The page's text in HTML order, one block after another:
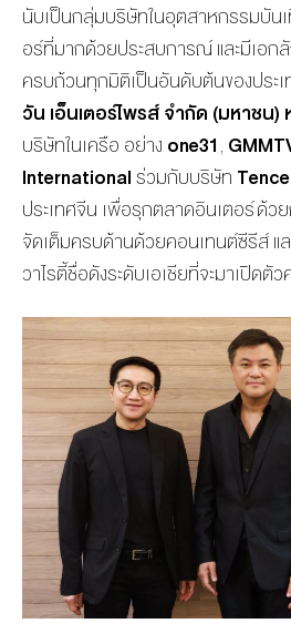
นับเป็นกลุ่มบริษัทในอุตสาหกรรมบัน
อร์ที่มากด้วยประสบการณ์ และมีเอ
ครบถ้วนทุกมิติเป็นอันดับต้นของประ
วัน เอ็นเตอร์ไพรส์ จำกัด (มหาชน)
บริษัทในเครือ อย่าง one31,
Internationalร่วมกับบริษัท
ประเทศจีน เพื่อรุกตลาดอินเตอร์ด้ว
จัดเต็มครบด้านด้วยคอนเทนต์ซีรีส์ แ
วาไรตี้ชื่อดังระดับเอเชียที่จะมาเปิดตัว